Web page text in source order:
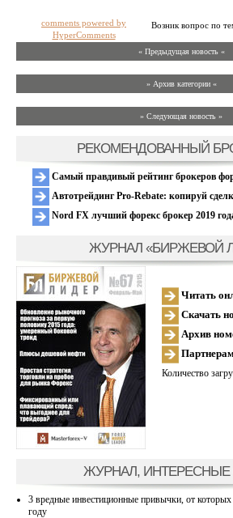
Возник вопрос по
comments powered by
HyperComments
« Предыдущая новость «
» Архив категории «
» Следующая новость »
РЕКОМЕНДОВАННЫЙ
Самый правдивый рейтинг брокеров
Автотрейдинг Pro-Rebate: копируй
Nord FX лучший форекс брокер 2019
ЖУРНАЛ «БИРЖЕВОЙ
Читать
Скачать
Архив
Количество
ЖУРНАЛ, ИНТЕРЕСНЫЕ
3 вредные инвестиционные привычки, от
году